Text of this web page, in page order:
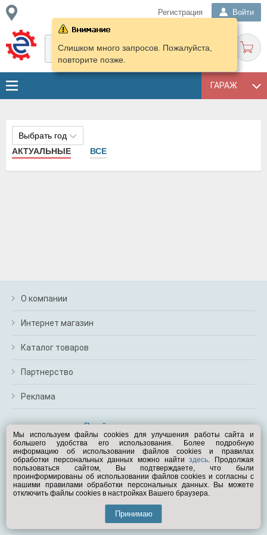
Регистрация Войти
ГАРАЖ
Слишком много запросов. Пожалуйста,
повторите позже.
Выбрать год
АКТУАЛЬНЫЕ
ВСЕ
О компании
Интернет магазин
Каталог товаров
Партнерство
Реклама
Перейти на полную версию
Вам помочь?
© Exist.ru 1998—2026
Мы используем файлы cookies для улучшения работы сайта и
большего удобства его использования. Более подробную
информацию об использовании файлов cookies и правилах
обработки персональных данных можно найтиздесь. Продолжая
пользоваться сайтом, Вы подтверждаете, что были
проинформированы об использовании файлов cookies и согласны с
нашими правилами обработки персональных данных. Вы можете
отключить файлы cookies в настройках Вашего браузера.
Принимаю